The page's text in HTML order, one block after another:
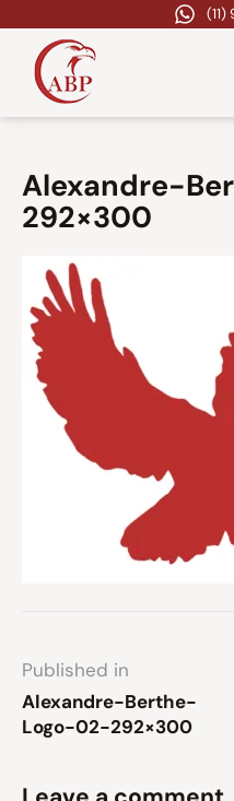
Alexandre-
292×300
Published in
Alexandre-Berthe-
Logo-02-292×300